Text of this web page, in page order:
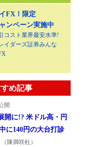
FX！限定
ンペーン実施中
コスト業界最安水準!
イダーズ証券みんな
め記事
開
開に!? 米ドル高・円
に140円の大台打診
（陳満咲杜）